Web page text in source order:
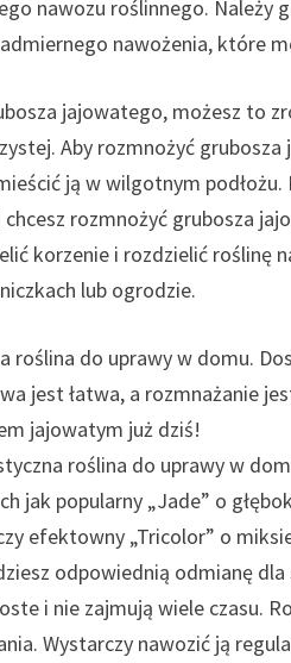
nawozu roślinnego. Należy
nawożenia, które
jajowatego, możesz to
Aby rozmnożyć
ją w wilgotnym
rozmnożyć grubosza
korzenie i rozdzielić roślinę
lub ogrodzie.
roślina do uprawy w domu.
jest łatwa, a rozmnażanie
jajowatym już dziś!
roślina do uprawy w
jak popularny „Jade” o
efektowny „Tricolor” o
odpowiednią odmianę
i nie zajmują wiele czasu.
Wystarczy nawozić ją